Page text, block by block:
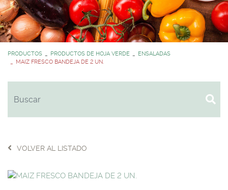
PRODUCTOS PRODUCTOS DE HOJA VERDE
ENSALADAS
MAIZ FRESCO BANDEJA DE 2 UN.
VOLVER AL LISTADO